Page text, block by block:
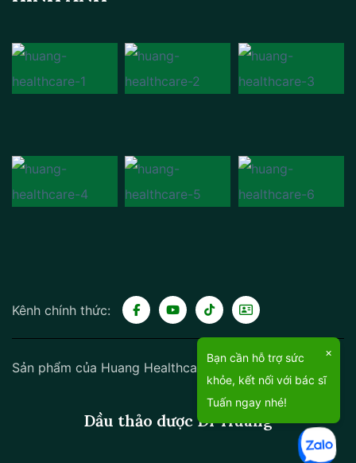
Bạn cần hỗ trợ sức
khỏe, kết nối với bác sĩ
Tuấn ngay nhé!
×
Kênh chính thức:
Sản phẩm của Huang Healthcare:
Dầu thảo dược Dr Huang